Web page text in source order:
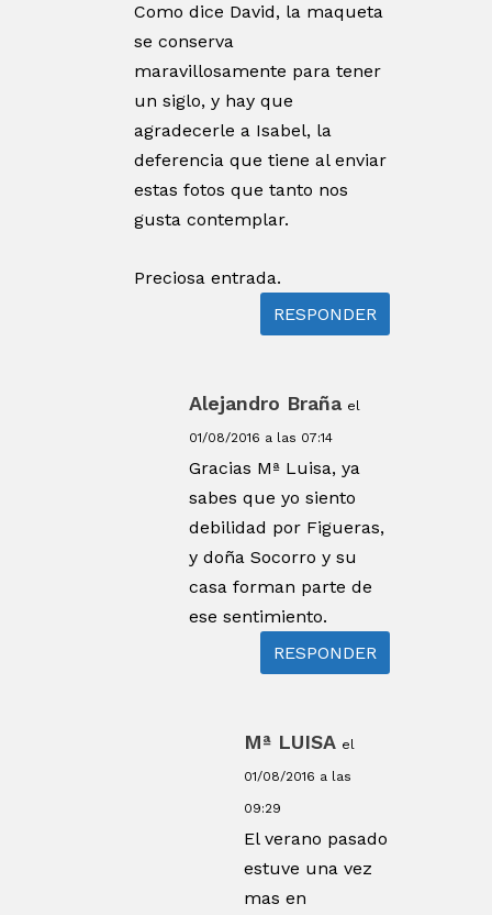
Como dice David, la maqueta
se conserva
maravillosamente para tener
un siglo, y hay que
agradecerle a Isabel, la
deferencia que tiene al enviar
estas fotos que tanto nos
gusta contemplar.
Preciosa entrada.
RESPONDER
Alejandro Braña el
01/08/2016 a las 07:14
Gracias Mª Luisa, ya
sabes que yo siento
debilidad por Figueras,
y doña Socorro y su
casa forman parte de
ese sentimiento.
RESPONDER
Mª LUISA el
01/08/2016 a las
09:29
El verano pasado
estuve una vez
mas en